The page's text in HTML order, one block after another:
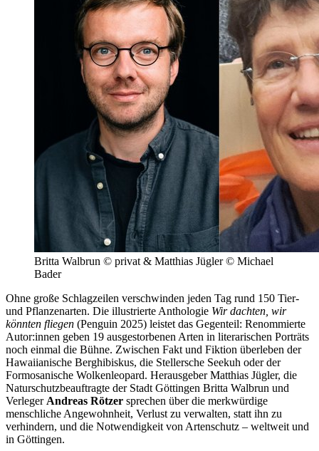
Britta Walbrun © privat & Matthias Jügler © Michael
Bader
Ohne große Schlagzeilen verschwinden jeden Tag rund 150 Tier-
und Pflanzenarten. Die illustrierte Anthologie Wir dachten, wir
könnten fliegen (Penguin 2025) leistet das Gegenteil: Renommierte
Autor:innen geben 19 ausgestorbenen Arten in literarischen Porträts
noch einmal die Bühne. Zwischen Fakt und Fiktion überleben der
Hawaiianische Berghibiskus, die Stellersche Seekuh oder der
Formosanische Wolkenleopard. Herausgeber Matthias Jügler, die
Naturschutzbeauftragte der Stadt Göttingen Britta Walbrun und
Verleger Andreas Rötzer sprechen über die merkwürdige
menschliche Angewohnheit, Verlust zu verwalten, statt ihn zu
verhindern, und die Notwendigkeit von Artenschutz – weltweit und
in Göttingen.